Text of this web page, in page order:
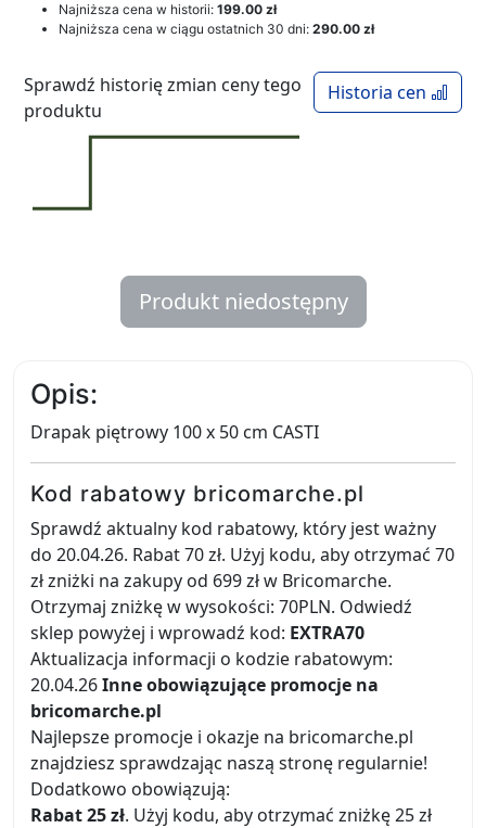
Najniższa cena w historii: 199.00 zł
Najniższa cena w ciągu ostatnich 30 dni: 290.00 zł
Historia cen
Sprawdź historię zmian ceny tego
produktu
Produkt niedostępny
Opis:
Drapak piętrowy 100 x 50 cm CASTI
Kod rabatowy bricomarche.pl
Sprawdź aktualny kod rabatowy, który jest ważny
do 20.04.26. Rabat 70 zł. Użyj kodu, aby otrzymać 70
zł zniżki na zakupy od 699 zł w Bricomarche.
Otrzymaj zniżkę w wysokości: 70PLN. Odwiedź
sklep powyżej i wprowadź kod: EXTRA70
Aktualizacja informacji o kodzie rabatowym:
20.04.26Inne obowiązujące promocje na
bricomarche.pl
Najlepsze promocje i okazje na bricomarche.pl
znajdziesz sprawdzając naszą stronę regularnie!
Dodatkowo obowiązują:
Rabat 25 zł. Użyj kodu, aby otrzymać zniżkę 25 zł